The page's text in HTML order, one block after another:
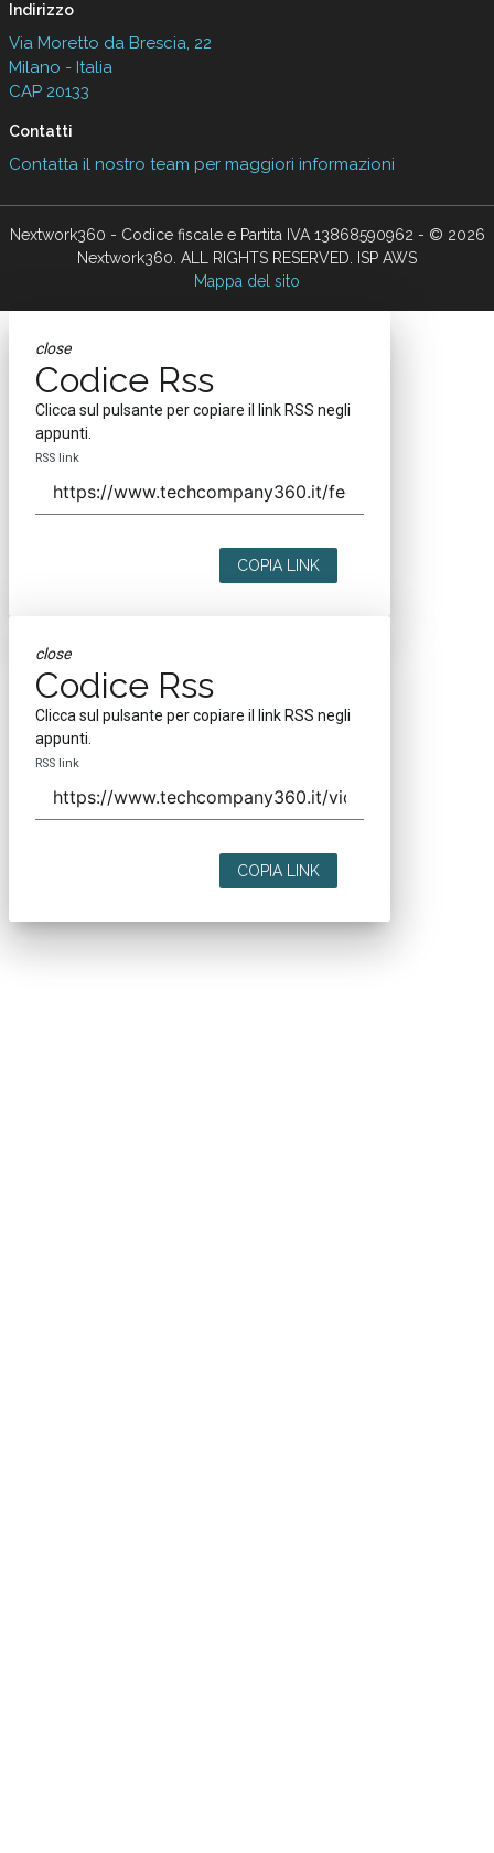
Indirizzo
Via Moretto da Brescia, 22
Milano - Italia
CAP 20133
Contatti
Contatta il nostro team per maggiori informazioni
Nextwork360 - Codice fiscale e Partita IVA 13868590962 - © 2026
Nextwork360. ALL RIGHTS RESERVED. ISP AWS
Mappa del sito
close
Codice Rss
Clicca sul pulsante per copiare il link RSS negli
appunti.
RSS link
COPIA LINK
close
Codice Rss
Clicca sul pulsante per copiare il link RSS negli
appunti.
RSS link
COPIA LINK